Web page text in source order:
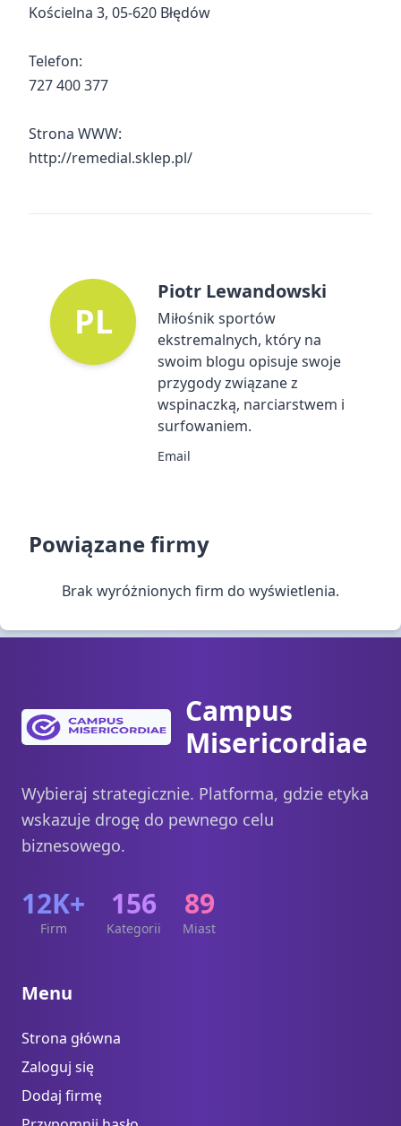
Kościelna 3, 05-620 Błędów
Telefon:
727 400 377
Strona WWW:
http://remedial.sklep.pl/
PL
Piotr Lewandowski
Miłośnik sportów
ekstremalnych, który na
swoim blogu opisuje swoje
przygody związane z
wspinaczką, narciarstwem i
surfowaniem.
Email
Powiązane firmy
Brak wyróżnionych firm do wyświetlenia.
Campus
Misericordiae
Wybieraj strategicznie. Platforma, gdzie etyka
wskazuje drogę do pewnego celu
biznesowego.
12K+
Firm
156
Kategorii
89
Miast
Menu
Strona główna
Zaloguj się
Dodaj firmę